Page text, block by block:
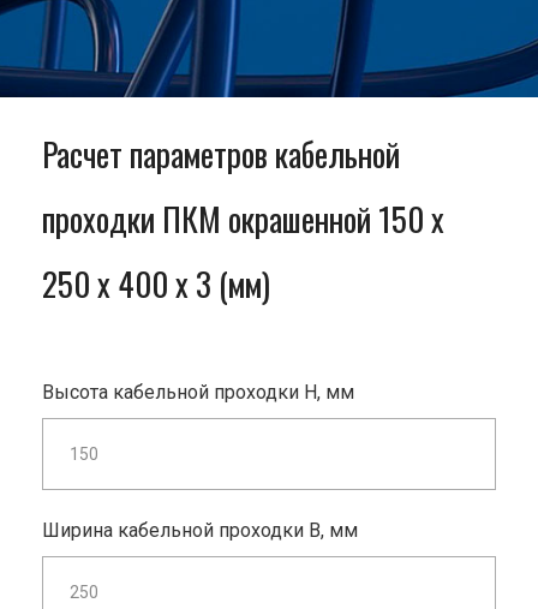
Расчет параметров кабельной
проходки ПКМ окрашенной 150 x
250 x 400 x 3 (мм)
Высота кабельной проходки H, мм
Ширина кабельной проходки B, мм